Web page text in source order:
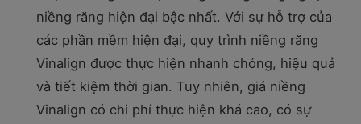
niềng răng hiện đại bậc nhất. Với sự hỗ trợ của
các phần mềm hiện đại, quy trình niềng răng
Vinalign được thực hiện nhanh chóng, hiệu quả
và tiết kiệm thời gian. Tuy nhiên, giá niềng
Vinalign có chi phí thực hiện khá cao, có sự